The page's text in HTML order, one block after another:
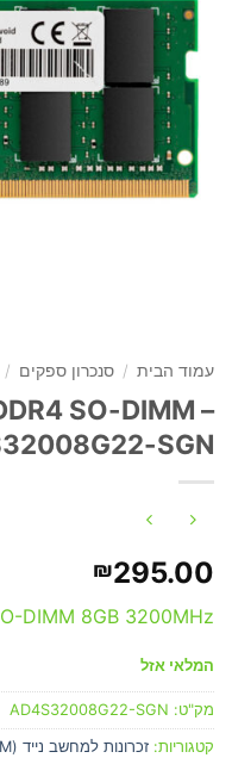
עמוד הבית / סנכרון ספקים /
SO-DIMM –
SGN
₪295.00
DIMM 8GB 3200MHz
המלאי אזל
מק"ט: AD4S32008G22-SGN
קטגוריות: זכרונות למחשב נייד (SO-DIMM)